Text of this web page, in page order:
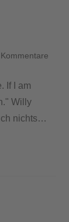
If I am
Willy
nichts…